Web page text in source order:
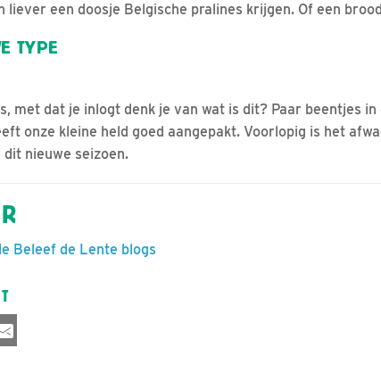
liever een doosje Belgische pralines krijgen. Of een
TYPE
met dat je inlogt denk je van wat is dit? Paar beentjes
onze kleine held goed aangepakt. Voorlopig is het
nieuwe seizoen.
Beleef de Lente blogs